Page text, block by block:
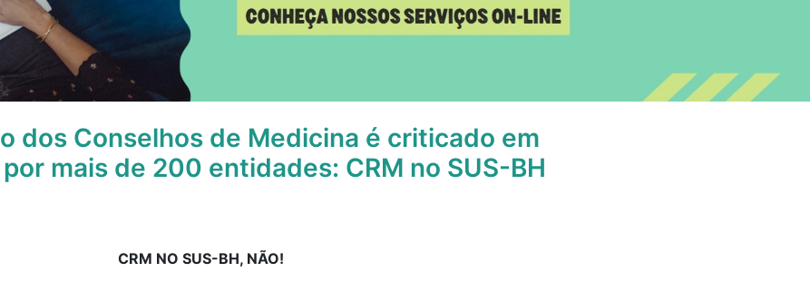
dos Conselhos de Medicina é criticado em
mais de 200 entidades: CRM no SUS-BH
CRM NO SUS-BH, NÃO!